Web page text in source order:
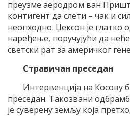
преузме аеродром ван
контигент да слети – чак и
неопходно. Џексон је глатко
наређење, поручујући да
светски рат за америчког
Стравичан преседан
Интервенција на Косову
преседан. Такозвани
је суверену земљу која